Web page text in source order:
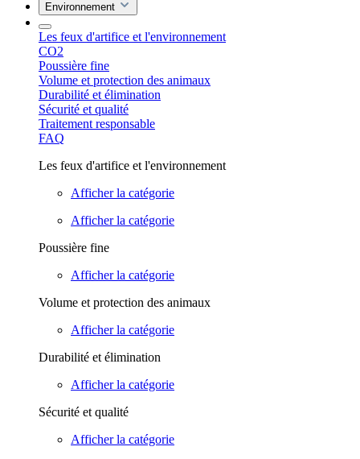
Environnement
Les feux d'artifice et l'environnement
CO2
Poussière fine
Volume et protection des animaux
Durabilité et élimination
Sécurité et qualité
Traitement responsable
FAQ
Les feux d'artifice et l'environnement
Afficher la catégorie
Afficher la catégorie
Poussière fine
Afficher la catégorie
Volume et protection des animaux
Afficher la catégorie
Durabilité et élimination
Afficher la catégorie
Sécurité et qualité
Afficher la catégorie